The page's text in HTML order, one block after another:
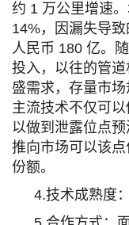
约 1 万公里增速
14%，因漏失导
人民币 180 亿。
投入，以往的管
盛需求，存量市
主流技术不仅可
以做到泄露位点
推向市场可以该
份额。
4.技术成熟度